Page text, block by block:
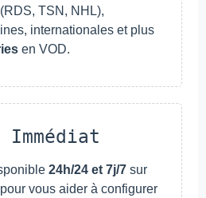
TSN, NHL),
internationales et plus
en VOD.
Immédiat
24h/24 et 7j/7 sur
vous aider à configurer